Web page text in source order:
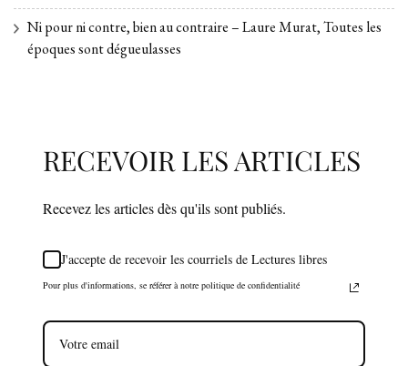
Ni pour ni contre, bien au contraire – Laure Murat, Toutes les
époques sont dégueulasses
RECEVOIR LES ARTICLES
Recevez les articles dès qu'ils sont publiés.
J'accepte de recevoir les courriels de Lectures libres
Pour plus d'informations, se référer à notre politique de confidentialité